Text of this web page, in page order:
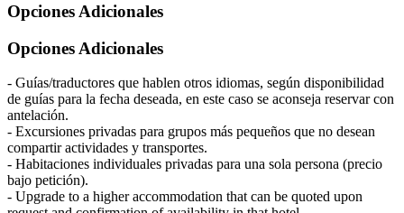
Opciones Adicionales
Opciones Adicionales
- Guías/traductores que hablen otros idiomas, según disponibilidad
de guías para la fecha deseada, en este caso se aconseja reservar con
antelación.
- Excursiones privadas para grupos más pequeños que no desean
compartir actividades y transportes.
- Habitaciones individuales privadas para una sola persona (precio
bajo petición).
- Upgrade to a higher accommodation that can be quoted upon